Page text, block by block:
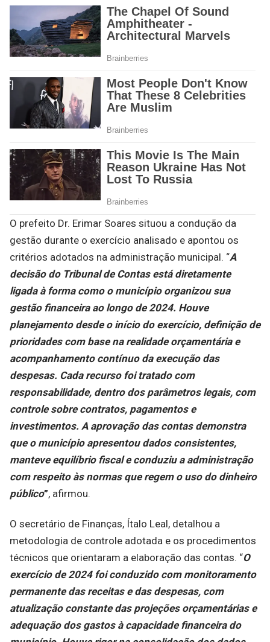
O prefeito Dr. Erimar Soares situou a condução da
gestão durante o exercício analisado e apontou os
critérios adotados na administração municipal. “A
decisão do Tribunal de Contas está diretamente
ligada à forma como o município organizou sua
gestão financeira ao longo de 2024. Houve
planejamento desde o início do exercício, definição de
prioridades com base na realidade orçamentária e
acompanhamento contínuo da execução das
despesas. Cada recurso foi tratado com
responsabilidade, dentro dos parâmetros legais, com
controle sobre contratos, pagamentos e
investimentos. A aprovação das contas demonstra
que o município apresentou dados consistentes,
manteve equilíbrio fiscal e conduziu a administração
com respeito às normas que regem o uso do dinheiro
público”, afirmou.
O secretário de Finanças, Ítalo Leal, detalhou a
metodologia de controle adotada e os procedimentos
técnicos que orientaram a elaboração das contas. “O
exercício de 2024 foi conduzido com monitoramento
permanente das receitas e das despesas, com
atualização constante das projeções orçamentárias e
adequação dos gastos à capacidade financeira do